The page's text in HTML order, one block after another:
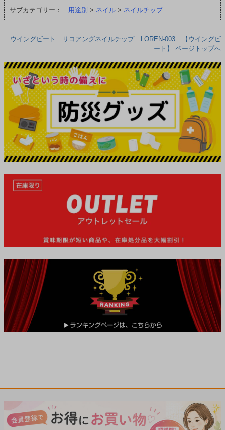
サブカテゴリー： 用途別 > ネイル > ネイルチップ
ウイングビート リコアングネイルチップ LOREN-003 【ウイングビ
ート】 ページトップへ